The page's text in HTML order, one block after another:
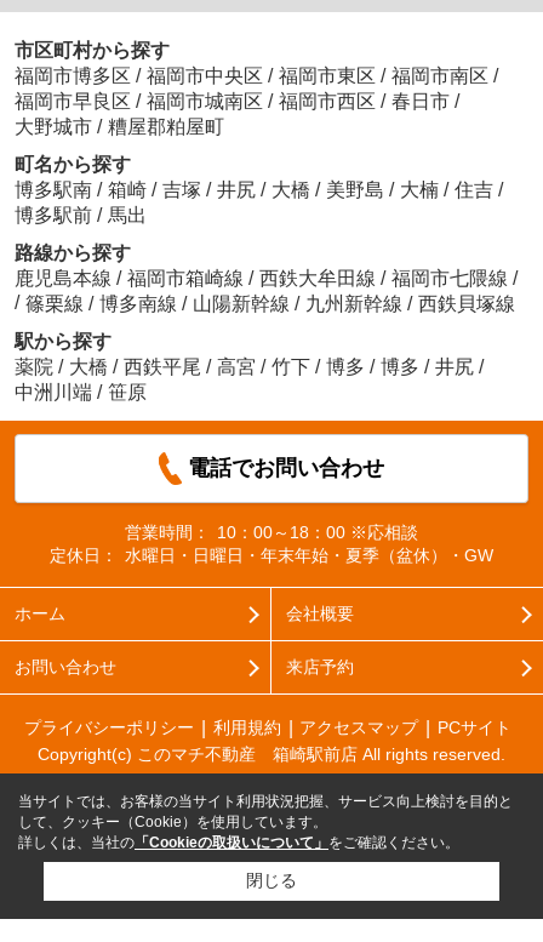
市区町村から探す
福岡市博多区 / 福岡市中央区 / 福岡市東区 / 福岡市南区 /
福岡市早良区 / 福岡市城南区 / 福岡市西区 / 春日市 /
大野城市 / 糟屋郡粕屋町
町名から探す
博多駅南 / 箱崎 / 吉塚 / 井尻 / 大橋 / 美野島 / 大楠 / 住吉 /
博多駅前 / 馬出
路線から探す
鹿児島本線 / 福岡市箱崎線 / 西鉄大牟田線 / 福岡市七隈線 /
/ 篠栗線 / 博多南線 / 山陽新幹線 / 九州新幹線 / 西鉄貝塚線
駅から探す
薬院 / 大橋 / 西鉄平尾 / 高宮 / 竹下 / 博多 / 博多 / 井尻 /
中洲川端 / 笹原
電話でお問い合わせ
営業時間：
10：00～18：00 ※応相談
定休日：
水曜日・日曜日・年末年始・夏季（盆休）・GW
ホーム 会社概要
お問い合わせ 来店予約
プライバシーポリシー 利用規約 アクセスマップ
PCサイト
Copyright(c) このマチ不動産 箱崎駅前店 All rights reserved.
当サイトでは、お客様の当サイト利用状況把握、サービス向上検討を目的と
して、クッキー（Cookie）を使用しています。
詳しくは、当社の 「Cookieの取扱いについて」 をご確認ください。
閉じる